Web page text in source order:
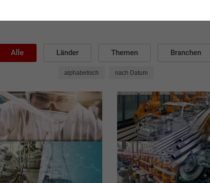
Alle Länder Themen Branchen
alphabetisch nach Datum